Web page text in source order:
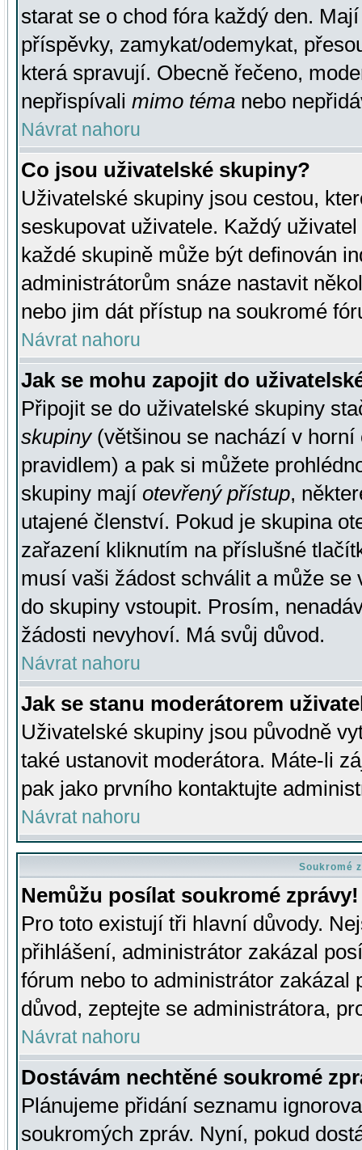
starat se o chod fóra každý den.
příspěvky, zamykat/odemykat,
která spravují. Obecně řečeno,
nepřispívali mimo téma nebo
Návrat nahoru
Co jsou uživatelské skupiny?
Uživatelské skupiny jsou cestou,
seskupovat uživatele. Každý
každé skupině může být definován
administrátorům snáze nastavit
nebo jim dát přístup na soukromé
Návrat nahoru
Jak se mohu zapojit do
Připojit se do uživatelské skupiny
skupiny(většinou se nachází v horní
pravidlem) a pak si můžete
skupiny mají otevřený přístup,
utajené členství. Pokud je skupina
zařazení kliknutím na příslušné
musí vaši žádost schválit a může se
do skupiny vstoupit. Prosím,
žádosti nevyhoví. Má svůj důvod.
Návrat nahoru
Jak se stanu moderátorem
Uživatelské skupiny jsou původně
také ustanovit moderátora. Máte-li
pak jako prvního kontaktujte
Návrat nahoru
Soukromé
Nemůžu posílat soukromé zprávy!
Pro toto existují tři hlavní důvody.
přihlášení, administrátor zakázal
fórum nebo to administrátor zakázal
důvod, zeptejte se administrátora,
Návrat nahoru
Dostávám nechtěné soukromé
Plánujeme přidání seznamu
soukromých zpráv. Nyní, pokud